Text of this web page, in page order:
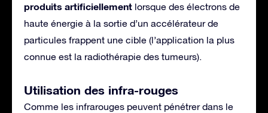
produits artificiellement lorsque des électrons de
haute énergie à la sortie d’un accélérateur de
particules frappent une cible (l’application la plus
connue est la radiothérapie des tumeurs).
Utilisation des infra-rouges
Comme les infrarouges peuvent pénétrer dans le